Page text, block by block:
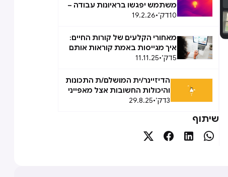
משתמש יפגשו בראיונות עבודה –
ואיך עונים נכון על כל שאלה
10דק׳•
19.2.26
מאחורי הקלעים של קורות החיים:
איך מגייסות באמת קוראות אותם
5דק׳•
11.11.25
הדיזיינר/ית המושלם/ת התכונות
והיכולות החשובות אצל מאפייני
ומעצבי חוויית משתמש
3דק׳•
29.8.25
שיתוף



